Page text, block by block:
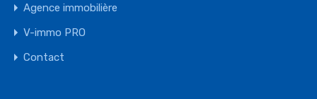
Agence immobilière
V-immo PRO
Contact